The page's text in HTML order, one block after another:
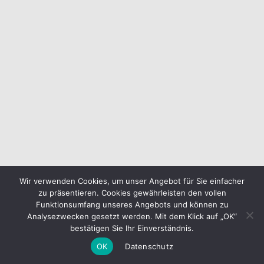
Wir verwenden Cookies, um unser Angebot für Sie einfacher
zu präsentieren. Cookies gewährleisten den vollen
Funktionsumfang unseres Angebots und können zu
Analysezwecken gesetzt werden. Mit dem Klick auf „OK“
bestätigen Sie Ihr Einverständnis.
OK
Datenschutz